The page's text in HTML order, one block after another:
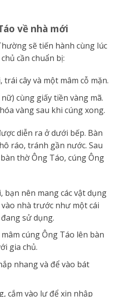
về nhà mới
sẽ tiến hành cùng lúc
cần chuẩn bị:
cây và một mâm cỗ mặn.
cùng giấy tiền vàng mã.
vàng sau khi cúng xong.
diễn ra ở dưới bếp. Bàn
ráo, tránh gần nước. Sau
thờ Ông Táo, cúng Ông
bạn nên mang các vật dụng
nhà trước như một cái
sử dụng.
cúng Ông Táo lên bàn
gia chủ.
nhang và để vào bát
cắm vào lư để xin nhập